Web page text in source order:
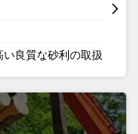
良質な砂利の取扱